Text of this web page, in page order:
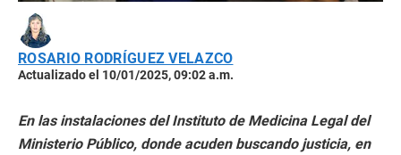
ROSARIO RODRÍGUEZ VELAZCO
Actualizado el 10/01/2025, 09:02 a.m.
En las instalaciones del Instituto de Medicina Legal del
Ministerio Público, donde acuden buscando justicia, en